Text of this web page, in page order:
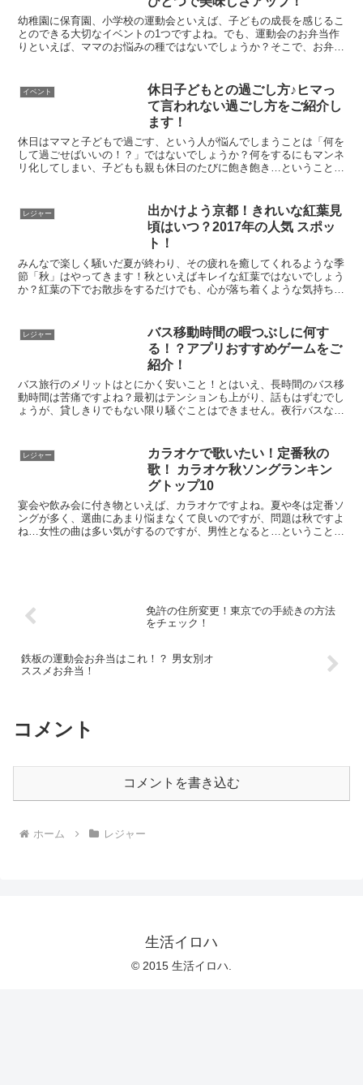
幼稚園に保育園、小学校の運動会といえば、子どもの成長を感じるこ
とのできる大切なイベントの1つですよね。でも、運動会のお弁当作
りといえば、ママのお悩みの種ではないでしょうか？そこで、お弁当
イベント
休日子どもとの過ごし方♪ヒマっ
て言われない過ごし方をご紹介し
ます！
休日はママと子どもで過ごす、という人が悩んでしまうことは「何を
して過ごせばいいの！？」ではないでしょうか？何をするにもマンネ
リ化してしまい、子どもも親も休日のたびに飽き飽き…ということは
レジャー
出かけよう京都！きれいな紅葉見
頃はいつ？2017年の人気 スポッ
ト！
みんなで楽しく騒いだ夏が終わり、その疲れを癒してくれるような季
節「秋」はやってきます！秋といえばキレイな紅葉ではないでしょう
か？紅葉の下でお散歩をするだけでも、心が落ち着くような気持ちに
レジャー
バス移動時間の暇つぶしに何す
る！？アプリおすすめゲームをご
紹介！
バス旅行のメリットはとにかく安いこと！とはいえ、長時間のバス移
動時間は苦痛ですよね？最初はテンションも上がり、話もはずむでし
ょうが、貸しきりでもない限り騒ぐことはできません。夜行バスなら
レジャー
カラオケで歌いたい！定番秋の
歌！ カラオケ秋ソングランキン
グトップ10
宴会や飲み会に付き物といえば、カラオケですよね。夏や冬は定番ソ
ングが多く、選曲にあまり悩まなくて良いのですが、問題は秋ですよ
ね…女性の曲は多い気がするのですが、男性となると…ということ
免許の住所変更！東京での手続きの方法
をチェック！
鉄板の運動会お弁当はこれ！？ 男女別オ
ススメお弁当！
コメント
コメントを書き込む
ホーム レジャー
生活イロハ
© 2015 生活イロハ.